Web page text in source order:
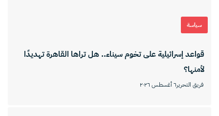
سياسة
قواعد إسرائيلية على تخوم سيناء.. هل تراها القاهرة تهديدًا
لأمنها؟
فريق التحرير٦ أغسطس ٢٠٢٦